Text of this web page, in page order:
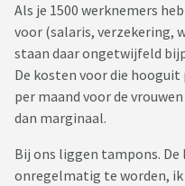
Als je 1500 werknemers
voor (salaris, verzekering,
staan daar ongetwijfeld
De kosten voor die
per maand voor de
dan marginaal.
Bij ons liggen tampons.
onregelmatig te worden,